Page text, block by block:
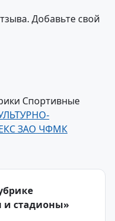
Добавьте свой
Спортивные
ЗАО ЧФМК
и стадионы»